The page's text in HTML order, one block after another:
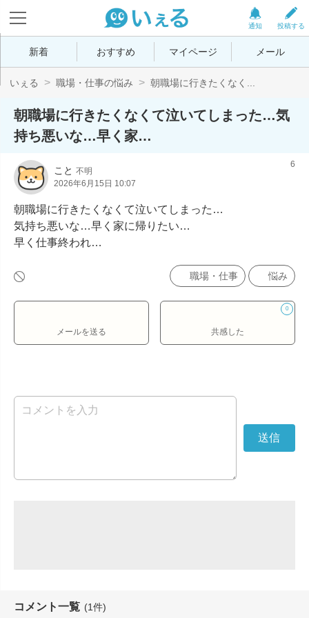
投稿する
通知
新着 おすすめ マイページ メール
いぇる 職場・仕事の悩み 朝職場に行きたくなく...
朝職場に行きたくなくて泣いてしまった…気
持ち悪いな…早く家…
こと 不明
2026年6月15日 10:07
6
朝職場に行きたくなくて泣いてしまった…
気持ち悪いな…早く家に帰りたい…
早く仕事終われ…
職場・仕事 悩み
メールを送る
0
共感した
コメント一覧 (1件)